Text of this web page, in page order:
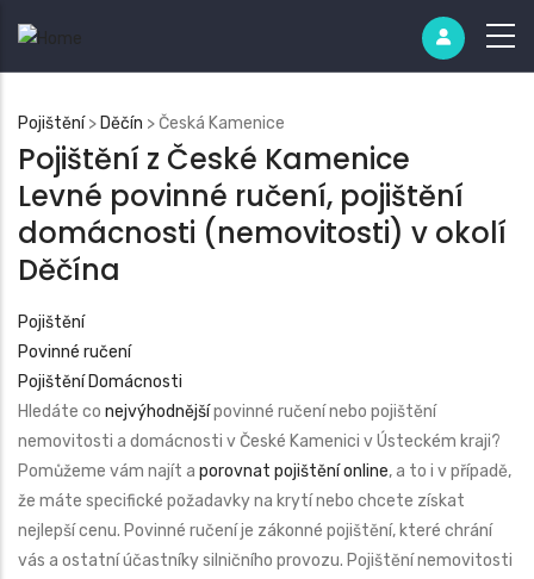
Pojištění> Děčín > Česká Kamenice
Pojištění z České Kamenice
Levné povinné ručení, pojištění
domácnosti (nemovitosti) v okolí
Děčína
Pojištění
Povinné ručení
Pojištění Domácnosti
Hledáte co nejvýhodnějšípovinné ručení nebo pojištění
nemovitosti a domácnosti v České Kamenici v Ústeckém kraji?
Pomůžeme vám najít a porovnat pojištění online, a to i v případě,
že máte specifické požadavky na krytí nebo chcete získat
nejlepší cenu. Povinné ručení je zákonné pojištění, které chrání
vás a ostatní účastníky silničního provozu. Pojištění nemovitosti